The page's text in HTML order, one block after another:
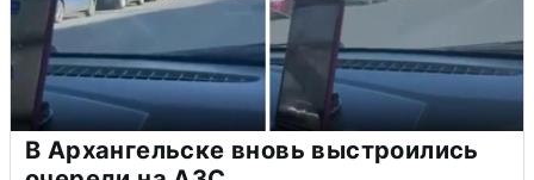
В Архангельске вновь выстроились